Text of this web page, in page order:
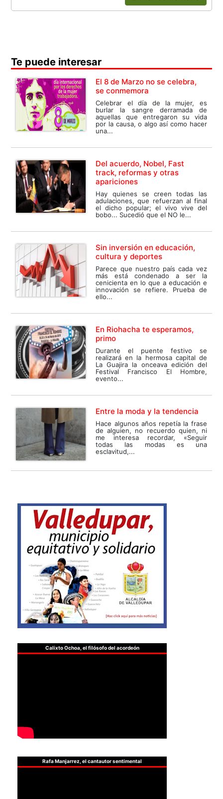
Te puede interesar
El 8 de Marzo no se celebra,
se conmemora
Celebrar el día de la mujer, es
burlar la sangre derramada de
aquellas que entregaron su vida
por la causa, o algo así como hacer
una...
Del acuerdo, Nobel, Fast
track, reformas y otras
apariciones
Hay quienes se creen todas las
adulaciones, que refuerzan al final
el dicho popular; el vivo vive del
bobo... Sucedió que el NO le...
Sin inversión en educación,
cultura y deportes
Parece que nuestro país cada vez
más está condenado a ser la
cenicienta en lo que a educación e
innovación se refiere. Prueba de
ello...
En Riohacha te esperamos,
primo
Durante el puente festivo se
realizará en la hermosa capital de
La Guajira la onceava edición del
Festival Francisco El Hombre,
evento...
Entre la moda y la tendencia
Hace algunos años repetía la frase
de alguien, no recuerdo quien, ni
me interesa recordar, «Seguir
todas las modas es una
esclavitud,...
Calixto Ochoa, el filósofo del acordeón
Rafa Manjarrez, el cantautor sentimental